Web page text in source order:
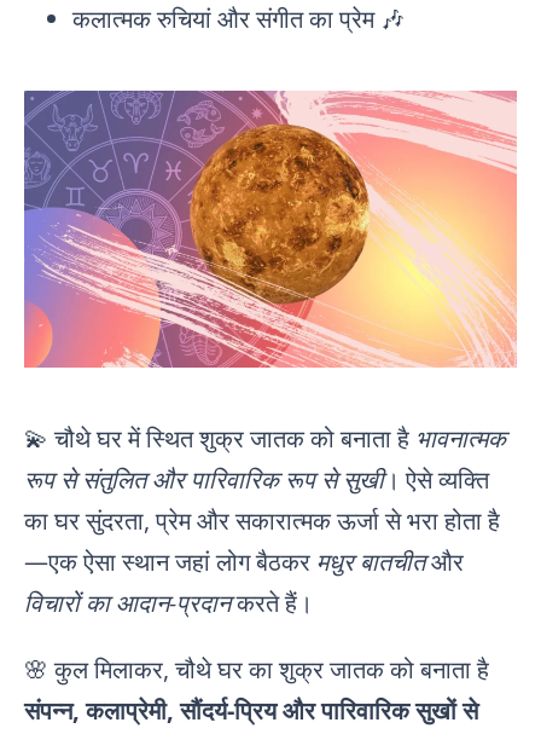
कलात्मक रुचियां और संगीत का प्रेम 🎶
💫 चौथे घर में स्थित शुक्र जातक को बनाता है भावनात्मक
रूप से संतुलित और पारिवारिक रूप से सुखी। ऐसे व्यक्ति
का घर सुंदरता, प्रेम और सकारात्मक ऊर्जा से भरा होता है
—एक ऐसा स्थान जहां लोग बैठकर मधुर बातचीतऔर
विचारों का आदान-प्रदानकरते हैं।
🌸 कुल मिलाकर, चौथे घर का शुक्र जातक को बनाता है
संपन्न, कलाप्रेमी, सौंदर्य-प्रिय और पारिवारिक सुखों से